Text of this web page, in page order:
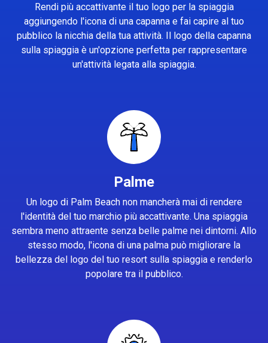
Rendi più accattivante il tuo logo per la spiaggia
aggiungendo l'icona di una capanna e fai capire al tuo
pubblico la nicchia della tua attività. Il logo della capanna
sulla spiaggia è un'opzione perfetta per rappresentare
un'attività legata alla spiaggia.
Palme
Un logo di Palm Beach non mancherà mai di rendere
l'identità del tuo marchio più accattivante. Una spiaggia
sembra meno attraente senza belle palme nei dintorni. Allo
stesso modo, l'icona di una palma può migliorare la
bellezza del logo del tuo resort sulla spiaggia e renderlo
popolare tra il pubblico.